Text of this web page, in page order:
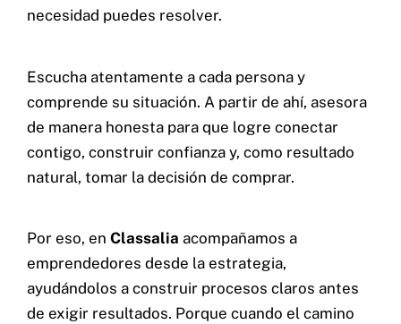
necesidad puedes resolver.
Escucha atentamente a cada persona y
comprende su situación. A partir de ahí, asesora
de manera honesta para que logre conectar
contigo, construir confianza y, como resultado
natural, tomar la decisión de comprar.
Por eso, en Classalia acompañamos a
emprendedores desde la estrategia,
ayudándolos a construir procesos claros antes
de exigir resultados. Porque cuando el camino